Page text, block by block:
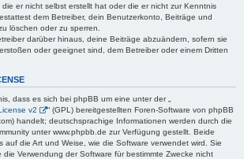
er nicht selbst erstellt hat oder die er nicht zur Kenntnis
dem Betreiber, dein Benutzerkonto, Beiträge und
löschen oder zu sperren.
darüber hinaus, deine Beiträge abzuändern, sofern sie
oder geeignet sind, dem Betreiber oder einem Dritten
dass es sich bei phpBB um eine unter der „
v2
“ (GPL) bereitgestellten Foren-Software von phpBB
handelt; deutschsprachige Informationen werden durch die
unter www.phpbb.de zur Verfügung gestellt. Beide
auf die Art und Weise, wie die Software verwendet wird. Sie
Verwendung der Software für bestimmte Zwecke nicht